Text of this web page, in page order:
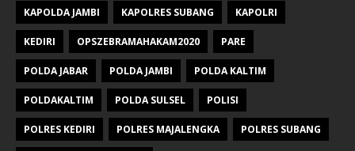
KAPOLDA JAMBI KAPOLRES SUBANG KAPOLRI
KEDIRI OPSZEBRAMAHAKAM2020 PARE
POLDA JABAR POLDA JAMBI POLDA KALTIM
POLDAKALTIM POLDA SULSEL POLISI
POLRES KEDIRI POLRES MAJALENGKA POLRES SUBANG